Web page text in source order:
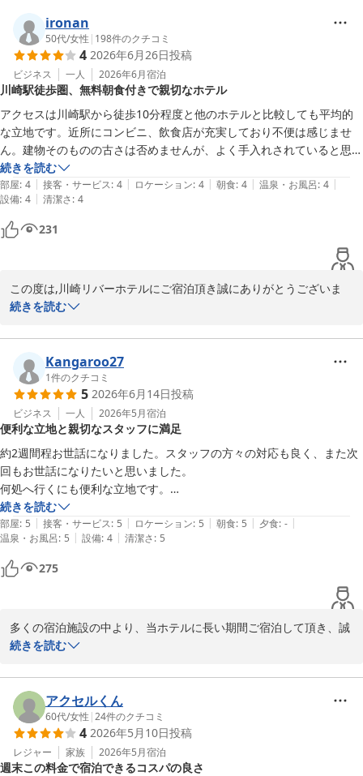
ironan
50代/女性 | 198件のクチコミ
4 2026年6月26日投稿
ビジネス 一人 2026年6月宿泊
川崎駅徒歩圏、無料朝食付きで親切なホテル
アクセスは川崎駅から徒歩10分程度と他のホテルと比較しても平均的
な立地です。近所にコンビニ、飲食店が充実しており不便は感じませ
ん。建物そのものの古さは否めませんが、よく手入れされていると思い
ます。喫煙室があるのが喫煙者の方には有難いかもしれません。無料で
朝食がついています。無料サービスと考えれば十分だと思います。スタ
ッフの方は皆さん親切で好感を持ちました。ビジネス利用なら有だと思
います。
続きを読む
部屋: 4 | 接客・サービス: 4 | ロケーション: 4 | 朝食: 4 | 温泉・お風呂: 4 |
設備: 4 | 清潔さ: 4
231
この度は,川崎リバーホテルにご宿泊頂き誠にありがとうございま
す。
しまして貴重なご意見をお寄せ下さり重ねてお礼申し上げます。
お客様が、ご滞在中は周辺の飲食店等も含め、快適にお過ごし頂け
たご様子で安心いたしました。
また、施設に関しましては古さを感じさせてしまう部分もございま
すが、清掃面など日頃のメンテナンスには注力しております。
当スタッフの対応につきましても温かいお言葉を頂き大変励みにな
ります。
今後も、スタッフ一同サービス向上の為に、より快適な場を提供で
きるように努めて参ります。
また川崎にお越しの際は、ぜひ当ホテルをご利用いただけますと幸
いです。
2026-07-01
続きを読む
Kangaroo27
1件のクチコミ
5 2026年6月14日投稿
ビジネス 一人 2026年5月宿泊
便利な立地と親切なスタッフに満足
約2週間程お世話になりました。スタッフの方々の対応も良く、また次
回もお世話になりたいと思いました。
何処へ行くにも便利な立地です。
向かいに昔ながらの銭湯もありゆっくりできました。朝食付なので助か
りました。
続きを読む
部屋: 5 | 接客・サービス: 5 | ロケーション: 5 | 朝食: 5 | 夕食: - |
温泉・お風呂: 5 | 設備: 4 | 清潔さ: 5
275
多くの宿泊施設の中より、当ホテルに長い期間ご宿泊して頂き、誠
にありがとうございます。
ご投稿を拝見し、ゆっくりご滞在された様で大変うれしく思ってお
ります。
お客様のご投稿にもあります様に、当ホテルは繁華街に近いので、
ご不便ないかと思います。
続きを読む
アクセルくん
60代/女性 |24件のクチコミ
4 2026年5月10日投稿
レジャー 家族 2026年5月宿泊
週末この料金で宿泊できるコスパの良さ